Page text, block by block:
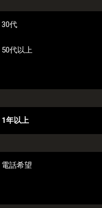
30代
50代以上
1年以上
電話希望